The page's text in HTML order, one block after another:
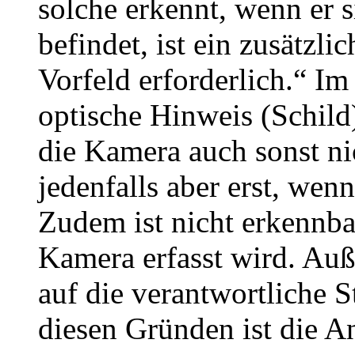
solche erkennt, wenn er
befindet, ist ein
Vorfeld erforderlich.“
optische Hinweis
die Kamera auch sonst
jedenfalls aber erst,
Zudem ist nicht
Kamera erfasst wird.
auf die verantwortliche
diesen Gründen ist die